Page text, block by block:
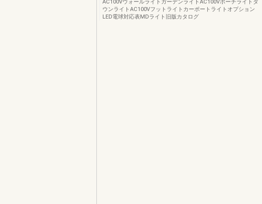
AC100VウォールライトガーデンライトAC100Vポーチライトダ
ウンライトAC100Vフットライトカーポートライトオプション
LED電球対応表MDライト旧版カタログ